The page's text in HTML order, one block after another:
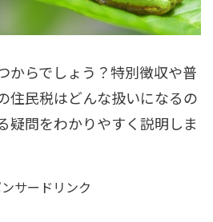
からでしょう？特別徴収や普
住民税はどんな扱いになるの
疑問をわかりやすく説明しま
サードリンク